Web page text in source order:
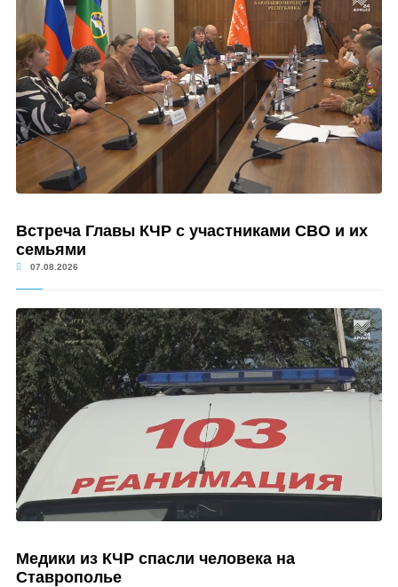
Встреча Главы КЧР с участниками СВО и их
семьями
07.08.2026
Медики из КЧР спасли человека на
Ставрополье